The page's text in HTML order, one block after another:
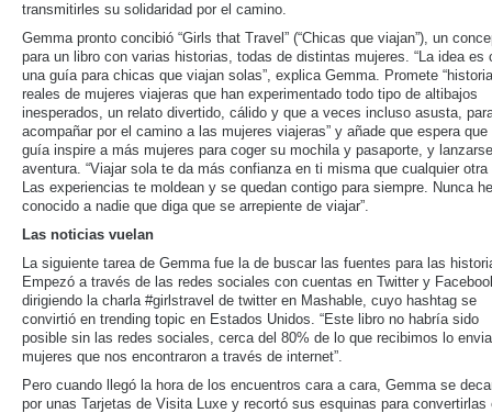
transmitirles su solidaridad por el camino.
Gemma pronto concibió “Girls that Travel” (“Chicas que viajan”), un
para un libro con varias historias, todas de distintas mujeres. “La idea es
una guía para chicas que viajan solas”, explica Gemma. Promete
reales de mujeres viajeras que han experimentado todo tipo de altibajos
inesperados, un relato divertido, cálido y que a veces incluso asusta,
acompañar por el camino a las mujeres viajeras” y añade que espera que
guía inspire a más mujeres para coger su mochila y pasaporte, y
aventura. “Viajar sola te da más confianza en ti misma que cualquier
Las experiencias te moldean y se quedan contigo para siempre. Nunca he
conocido a nadie que diga que se arrepiente de viajar”.
Las noticias vuelan
La siguiente tarea de Gemma fue la de buscar las fuentes para las
Empezó a través de las redes sociales con cuentas en Twitter y
dirigiendo la charla #girlstravel de twitter en Mashable, cuyo hashtag se
convirtió en trending topic en Estados Unidos. “Este libro no habría sido
posible sin las redes sociales, cerca del 80% de lo que recibimos lo
mujeres que nos encontraron a través de internet”.
Pero cuando llegó la hora de los encuentros cara a cara, Gemma se
por unas Tarjetas de Visita Luxe y recortó sus esquinas para convertirlas